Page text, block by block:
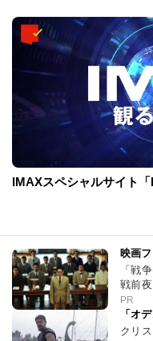
IMAXスペシャルサイト
映画
「戦
戦前
PR
「オ
クリ